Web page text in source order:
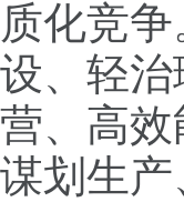
质化竞
设、轻
营、高
谋划生